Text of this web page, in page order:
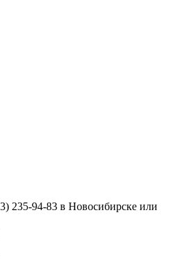
235-94-83 в Новосибирске или